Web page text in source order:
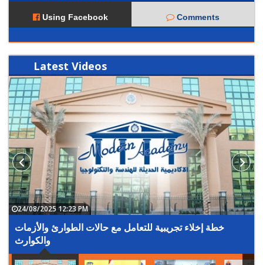
Using Facebook Comments
Latest Videos
خطة إخلاء تجريبية للتعامل مع حالات الطوارئ والأزمات
والكوارث
24/08/2025 12:23 PM